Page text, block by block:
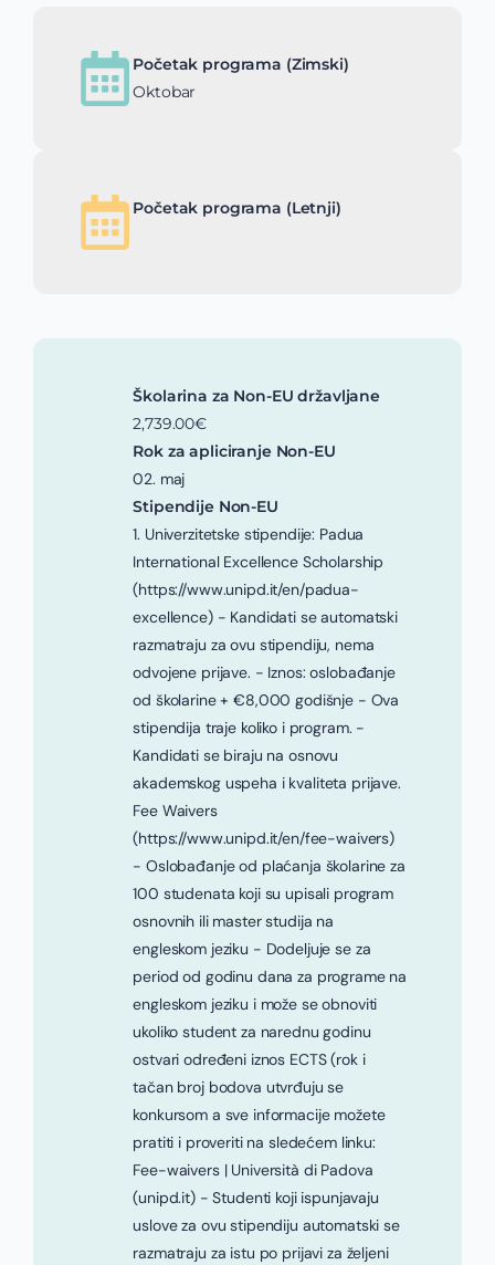
Početak programa (Zimski)
Oktobar
Početak programa (Letnji)
Školarina za Non-EU državljane
2,739.00€
Rok za apliciranje Non-EU
02. maj
Stipendije Non-EU
1. Univerzitetske stipendije: Padua
International Excellence Scholarship
(https://www.unipd.it/en/padua-
excellence) - Kandidati se automatski
razmatraju za ovu stipendiju, nema
odvojene prijave. - Iznos: oslobađanje
od školarine + €8,000 godišnje - Ova
stipendija traje koliko i program. -
Kandidati se biraju na osnovu
akademskog uspeha i kvaliteta prijave.
Fee Waivers
(https://www.unipd.it/en/fee-waivers)
- Oslobađanje od plaćanja školarine za
100 studenata koji su upisali program
osnovnih ili master studija na
engleskom jeziku - Dodeljuje se za
period od godinu dana za programe na
engleskom jeziku i može se obnoviti
ukoliko student za narednu godinu
ostvari određeni iznos ECTS (rok i
tačan broj bodova utvrđuju se
konkursom a sve informacije možete
pratiti i proveriti na sledećem linku:
Fee-waivers | Università di Padova
(unipd.it) - Studenti koji ispunjavaju
uslove za ovu stipendiju automatski se
razmatraju za istu po prijavi za željeni